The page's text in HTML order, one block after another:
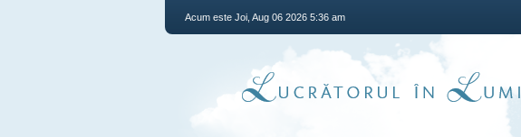
Acum este Joi, Aug 06 2026 5:36 am